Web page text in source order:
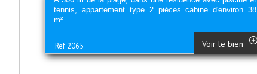
tennis, appartement type 2 pièces cabine d'environ 38
m²...
Ref 2065 Voir le bien